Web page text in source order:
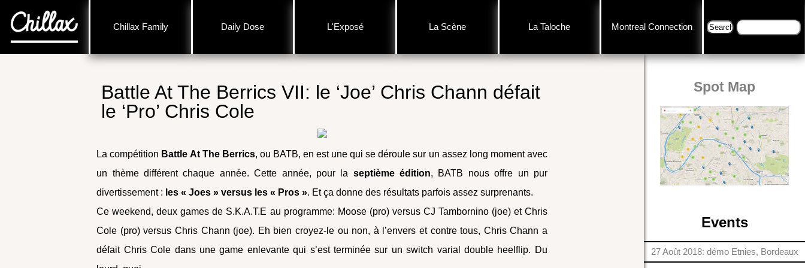
Chillax Family Daily Dose L'Exposé La Scène La Taloche Montreal Connection
Battle At The Berrics VII: le ‘Joe’ Chris Chann défait
le ‘Pro’ Chris Cole
La compétition Battle At The Berrics, ou BATB, en est une qui se déroule sur un assez long moment avec
un thème différent chaque année. Cette année, pour la septième édition, BATB nous offre un pur
divertissement : les « Joes » versus les « Pros ». Et ça donne des résultats parfois assez surprenants.
Ce weekend, deux games de S.K.A.T.E au programme: Moose (pro) versus CJ Tambornino (joe) et Chris
Cole (pro) versus Chris Chann (joe). Eh bien croyez-le ou non, à l’envers et contre tous, Chris Chann a
défait Chris Cole dans une game enlevante qui s’est terminée sur un switch varial double heelflip. Du
Spot Map
Events
27 Août 2018: démo Etnies, Bordeaux